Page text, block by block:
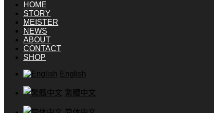
HOME
STORY
MEISTER
NEWS
ABOUT
CONTACT
SHOP
English
繁體中文